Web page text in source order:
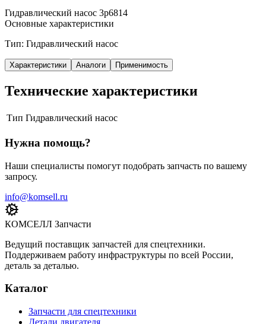
Гидравлический насос 3p6814
Основные характеристики
Тип: Гидравлический насос
Характеристики Аналоги Применимость
Технические характеристики
Тип Гидравлический насос
Нужна помощь?
Наши специалисты помогут подобрать запчасть по вашему
запросу.
info@komsell.ru
КОМСЕЛЛ Запчасти
Ведущий поставщик запчастей для спецтехники.
Поддерживаем работу инфраструктуры по всей России,
деталь за деталью.
Каталог
Запчасти для спецтехники
Детали двигателя